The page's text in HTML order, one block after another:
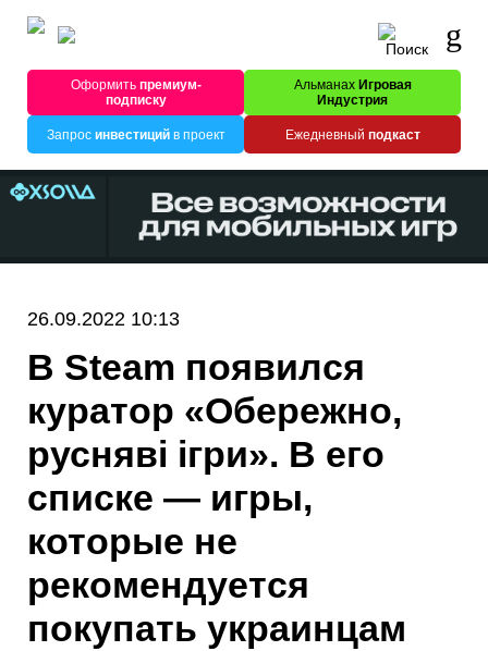
Оформитьпремиум-
подписку
Альманах Игровая
Индустрия
Запрос инвестицийв проект Ежедневный подкаст
26.09.2022 10:13
В Steam появился
куратор «Обережно,
русняві ігри». В его
списке — игры,
которые не
рекомендуется
покупать украинцам